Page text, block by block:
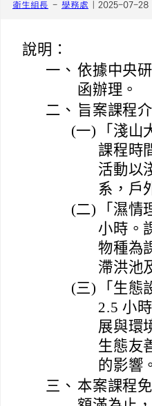
衛生組長 - 學務處 | 2025-07-28
說明：
一、 依據中央
函辦理。
二、 旨案課程
(一)
「淺
課程時
活動以
系，戶
(二)
「濕
小時。
物種為
滯洪池
(三)
「生
2.5 小
展與環
生態友
的影響。
三、 本案課程